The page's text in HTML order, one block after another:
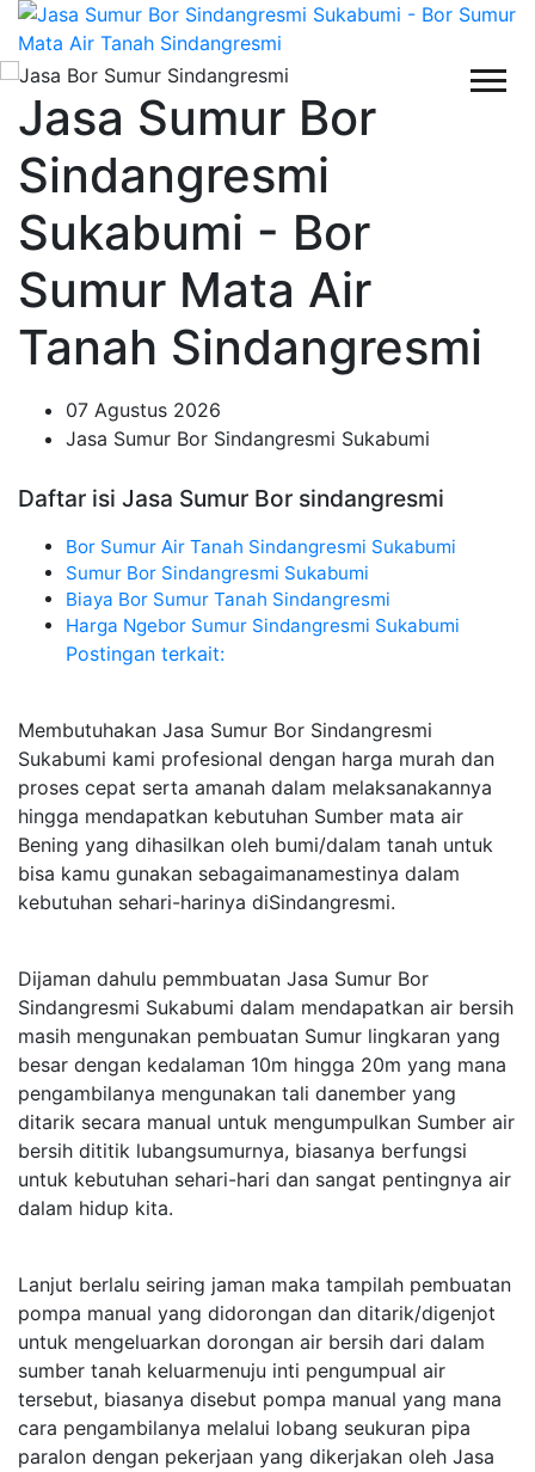
Jasa Sumur Bor
Sindangresmi
Sukabumi - Bor
Sumur Mata Air
Tanah Sindangresmi
07 Agustus 2026
Jasa Sumur Bor Sindangresmi Sukabumi
Daftar isi Jasa Sumur Bor sindangresmi
Bor Sumur Air Tanah Sindangresmi Sukabumi
Sumur Bor Sindangresmi Sukabumi
Biaya Bor Sumur Tanah Sindangresmi
Harga Ngebor Sumur Sindangresmi Sukabumi
Postingan terkait:
Membutuhakan Jasa Sumur Bor Sindangresmi
Sukabumi kami profesional dengan harga murah dan
proses cepat serta amanah dalam melaksanakannya
hingga mendapatkan kebutuhan Sumber mata air
Bening yang dihasilkan oleh bumi/dalam tanah untuk
bisa kamu gunakan sebagaimanamestinya dalam
kebutuhan sehari-harinya diSindangresmi.
Dijaman dahulu pemmbuatan Jasa Sumur Bor
Sindangresmi Sukabumi dalam mendapatkan air bersih
masih mengunakan pembuatan Sumur lingkaran yang
besar dengan kedalaman 10m hingga 20m yang mana
pengambilanya mengunakan tali danember yang
ditarik secara manual untuk mengumpulkan Sumber air
bersih dititik lubangsumurnya, biasanya berfungsi
untuk kebutuhan sehari-hari dan sangat pentingnya air
dalam hidup kita.
Lanjut berlalu seiring jaman maka tampilah pembuatan
pompa manual yang didorongan dan ditarik/digenjot
untuk mengeluarkan dorongan air bersih dari dalam
sumber tanah keluarmenuju inti pengumpual air
tersebut, biasanya disebut pompa manual yang mana
cara pengambilanya melalui lobang seukuran pipa
paralon dengan pekerjaan yang dikerjakan oleh Jasa